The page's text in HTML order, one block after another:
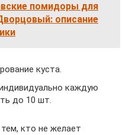
помидоры для
описание
куста.
каждую
до 10 шт.
кто не желает